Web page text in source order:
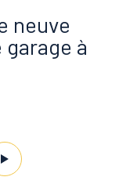
neuve
à